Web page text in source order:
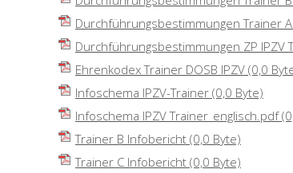
Durchführungsbestimmungen Trainer A
Durchführungsbestimmungen ZP IPZV
Ehrenkodex Trainer DOSB IPZV (0,0
Infoschema IPZV-Trainer (0,0 Byte)
Infoschema IPZV Trainer_englisch.pdf
Trainer B Infobericht (0,0 Byte)
Trainer C Infobericht (0,0 Byte)